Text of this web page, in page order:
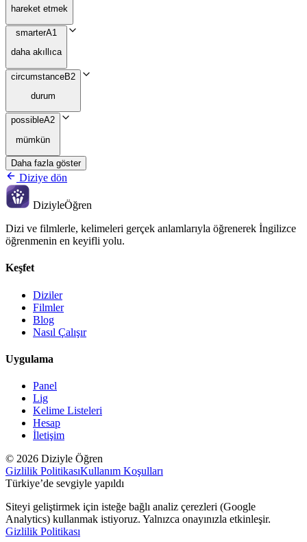
hareket etmek
smarterA1
daha akıllıca
circumstanceB2
durum
possibleA2
mümkün
Daha fazla göster
Diziye dön
DiziyleÖğren
Dizi ve filmlerle, kelimeleri gerçek anlamlarıyla öğrenerek İngilizce
öğrenmenin en keyifli yolu.
Keşfet
Diziler
Filmler
Blog
Nasıl Çalışır
Uygulama
Panel
Lig
Kelime Listeleri
Hesap
İletişim
© 2026 Diziyle Öğren
Gizlilik PolitikasıKullanım Koşulları
Türkiye’de sevgiyle yapıldı
Siteyi geliştirmek için isteğe bağlı analiz çerezleri (Google
Analytics) kullanmak istiyoruz. Yalnızca onayınızla etkinleşir.
Gizlilik Politikası